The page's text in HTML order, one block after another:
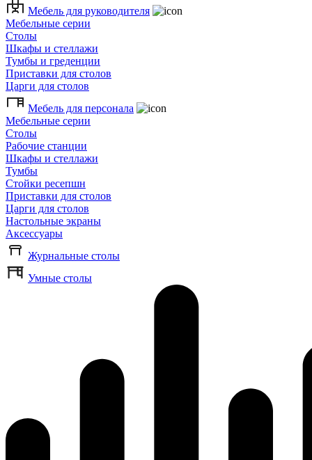
Мебель для руководителя
Мебельные серии
Столы
Шкафы и стеллажи
Тумбы и греденции
Приставки для столов
Царги для столов
Мебель для персонала
Мебельные серии
Столы
Рабочие станции
Шкафы и стеллажи
Тумбы
Стойки ресепшн
Приставки для столов
Царги для столов
Настольные экраны
Аксессуары
Журнальные столы
Умные столы